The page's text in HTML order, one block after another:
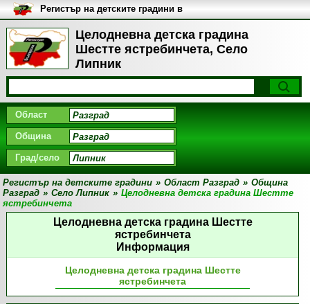
Целодневна детска градина
Шестте ястребинчета, Село
Липник
Регистър на детските градини в
България
Област
Община
Град/село
Регистър на детските градини » Област Разград » Община
Разград » Село Липник » Целодневна детска градина Шестте
ястребинчета
Целодневна детска градина Шестте
ястребинчета
Информация
Целодневна детска градина Шестте
ястребинчета